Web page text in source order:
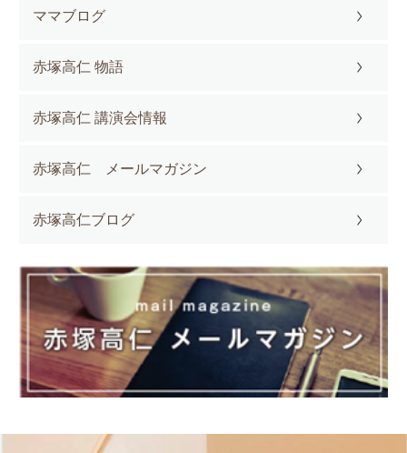
ママブログ
赤塚高仁 物語
赤塚高仁 講演会情報
赤塚高仁 メールマガジン
赤塚高仁ブログ